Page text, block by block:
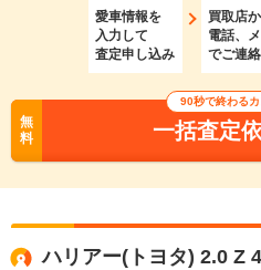
愛車情報を
入力して
査定申し込み
買取店
電話、
でご連絡
無
料
90秒で終わる
一括査定
ハリアー(トヨタ) 2.0 Z